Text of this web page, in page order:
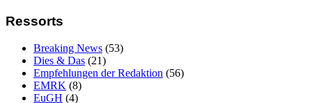
Ressorts
Breaking News (53)
Dies & Das (21)
Empfehlungen der Redaktion (56)
EMRK (8)
EuGH (4)